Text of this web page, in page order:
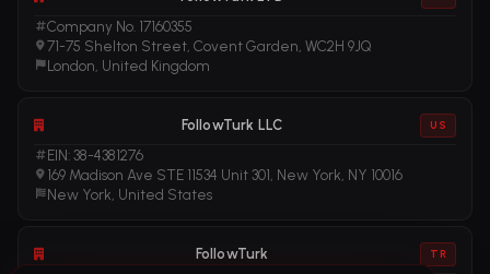
Company No. 17160355
71-75 Shelton Street, Covent Garden, WC2H 9JQ
London, United Kingdom
FollowTurk LLC US
EIN: 38-4381276
169 Madison Ave STE 11534 Unit 301, New York, NY 10016
New York, United States
FollowTurk TR